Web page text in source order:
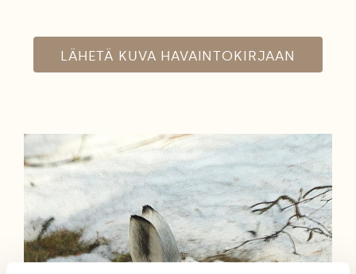
LÄHETÄ KUVA HAVAINTOKIRJAAN